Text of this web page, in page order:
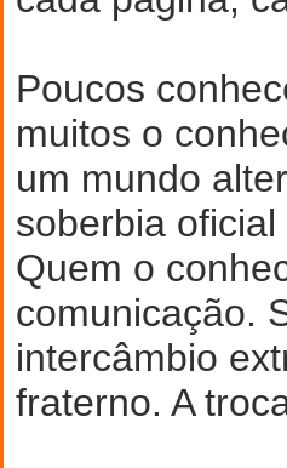
Poucos
muitos o
um mundo
soberbia
Quem o
comunicação.
intercâmbio
fraterno. A